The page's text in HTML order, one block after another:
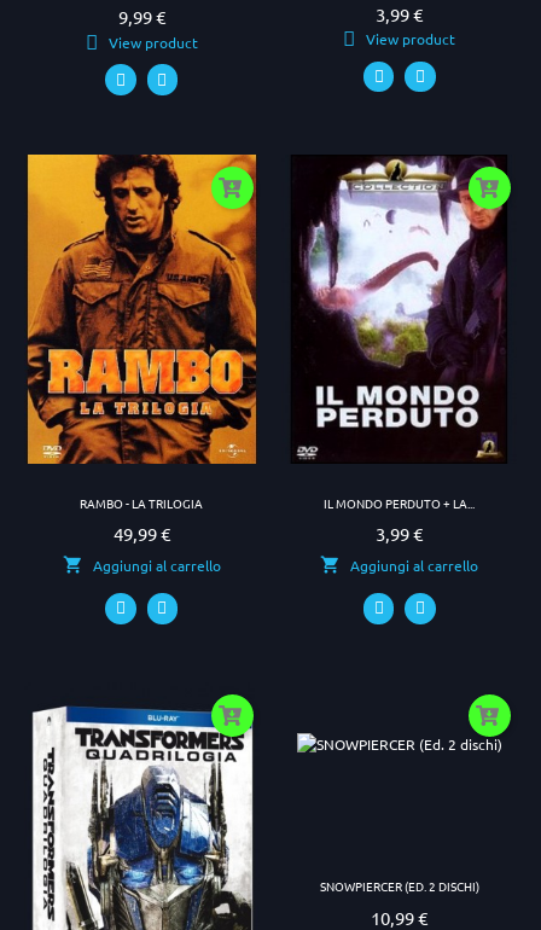
Prezzo
9,99 €
View product
Prezzo
3,99 €
View product
RAMBO - LA TRILOGIA
Prezzo
49,99 €
Aggiungi al carrello
IL MONDO PERDUTO + LA...
Prezzo
3,99 €
Aggiungi al carrello
SNOWPIERCER (ED. 2 DISCHI)
Prezzo
10,99 €